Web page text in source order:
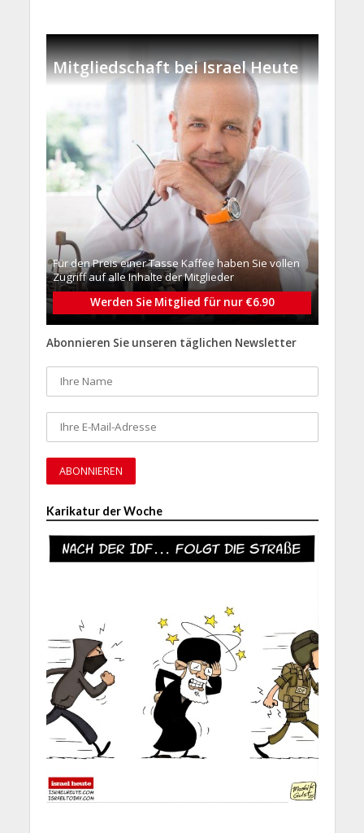
Mitgliedschaft bei Israel Heute
Für den Preis einer Tasse Kaffee haben Sie vollen
Zugriff auf alle Inhalte der Mitglieder
Werden Sie Mitglied für nur €6.90
Abonnieren Sie unseren täglichen Newsletter
Karikatur der Woche